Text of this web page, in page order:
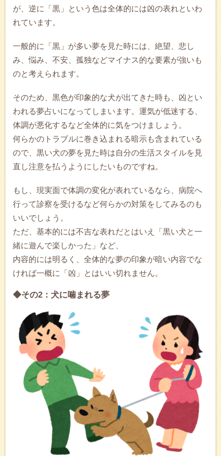
が、逆に「黒」という色は全体的には凶の表れといわ
れています。
一般的に「黒」が多い夢を見た時には、絶望、悲し
み、悩み、不安、孤独などマイナス的な要素が強いも
のと考えられます。
そのため、黒色が印象的な犬が出てきた時も、凶とい
われる夢占いになってしまいます。運気が低迷する、
体調が悪化するなど全体的に気をつけましょう。
何らかのトラブルに巻き込まれる暗示も含まれている
ので、黒い犬の夢を見た時は自分の生活スタイルを見
直し注意を払うようにしたいものですね。
もし、現実面で体調の変化が表れているなら、病院へ
行って診察を受けるなど何らかの対策をしてみるのも
いいでしょう。
ただ、基本的には不吉な表れだとはいえ「黒い犬と一
緒に遊んで楽しかった」など、
内容的には明るく、全体的な夢の印象が暗い内容でな
ければ一概に「凶」とはいい切れません。
◆その2：犬に噛まれる夢